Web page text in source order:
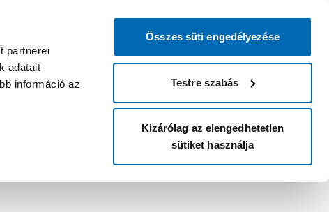
partnerei
adatait
információ az
Összes süti engedélyezése
Testre szabás
Kizárólag az elengedhetetlen
sütiket használja